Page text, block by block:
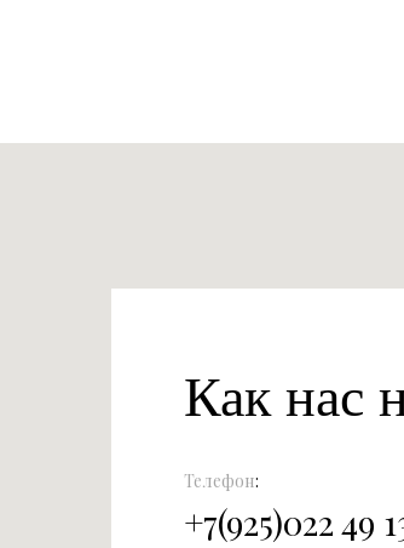
Как нас
Телефон:
+7(925)022 49